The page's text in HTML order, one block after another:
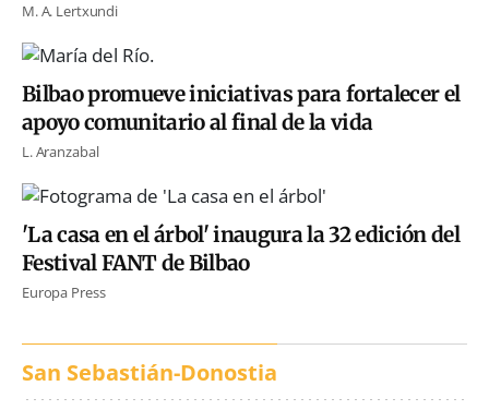
M. A. Lertxundi
Bilbao promueve iniciativas para fortalecer el
apoyo comunitario al final de la vida
L. Aranzabal
'La casa en el árbol' inaugura la 32 edición del
Festival FANT de Bilbao
Europa Press
San Sebastián-Donostia